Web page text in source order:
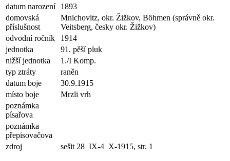
datum narození
1893
domovská
příslušnost
Mnichovitz, okr. Žižkov, Böhmen (správně okr.
Veitsberg, česky okr. Žižkov)
odvodní ročník
1914
jednotka
91. pěší pluk
nižší jednotka
1./I Komp.
typ ztráty
raněn
datum boje
30.9.1915
místo boje
Mrzli vrh
poznámka
písařova
poznámka
přepisovačova
zdroj
sešit 28_IX-4_X-1915, str. 1